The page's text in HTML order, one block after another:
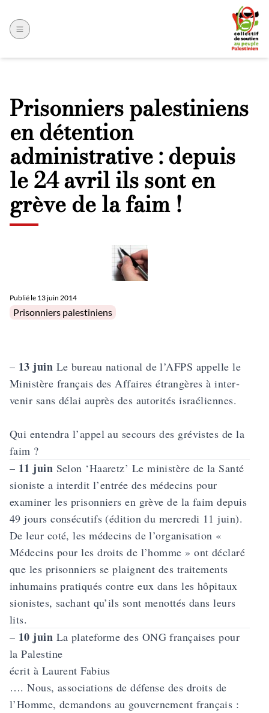
Prisonniers palestiniens
en détention
administrative : depuis
le 24 avril ils sont en
grève de la faim !
Publié le 13 juin 2014
Posted in
Prisonniers palestiniens
– 13 juin Le bureau national de l’AFPS appelle le
Ministère français des Affaires étran­gères à inter­
venir sans délai auprès des auto­rités israé­liennes.
Qui entendra l’appel au secours des grévistes de la
faim ?
– 11 juin Selon ‘Haaretz’ Le ministère de la Santé
sioniste a interdit l’entrée des médecins pour
examiner les prisonniers en grève de la faim depuis
49 jours consécutifs (édition du mercredi 11 juin).
De leur coté, les médecins de l’organisation «
Médecins pour les droits de l’homme » ont déclaré
que les prisonniers se plaignent des traitements
inhumains pratiqués contre eux dans les hôpitaux
sionistes, sachant qu’ils sont menottés dans leurs
lits.
– 10 juin La plateforme des ONG françaises pour
la Palestine
écrit à Laurent Fabius
…. Nous, associations de défense des droits de
l’Homme, demandons au gouvernement français :